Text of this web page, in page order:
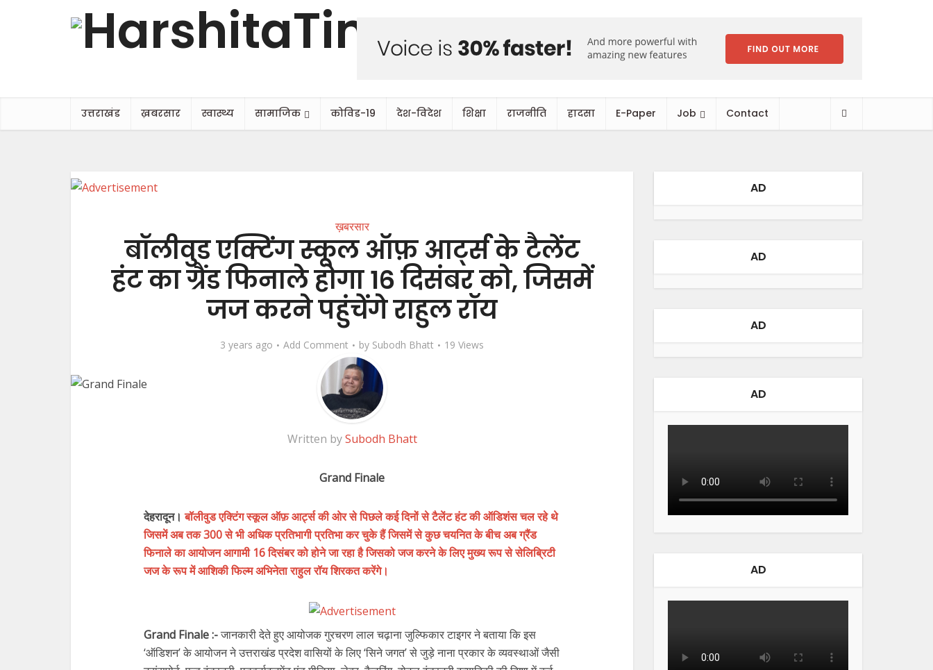
उत्तराखंड ख़बरसार स्वास्थ्य सामाजिक कोविड-19 देश-विदेश शिक्षा राजनीति हादसा E-Paper Job Contact
ख़बरसार
बॉलीवुड एक्टिंग स्कूल ऑफ़ आर्ट्स के टैलेंट
हंट का ग्रैंड फिनाले होगा 16 दिसंबर को, जिसमें
जज करने पहुंचेंगे राहुल रॉय
3 years ago Add Comment by Subodh Bhatt 19 Views
Written bySubodh Bhatt
Grand Finale
देहरादून। बॉलीवुड एक्टिंग स्कूल ऑफ़ आर्ट्स की ओर से पिछले कई दिनों से टैलेंट हंट की ऑडिशंस चल रहे थे
जिसमें अब तक 300 से भी अधिक प्रतिभागी प्रतिभा कर चुके हैं जिसमें से कुछ चयनित के बीच अब ग्रैंड
फिनाले का आयोजन आगामी 16 दिसंबर को होने जा रहा है जिसको जज करने के लिए मुख्य रूप से सेलिब्रिटी
जज के रूप में आशिकी फिल्म अभिनेता राहुल रॉय शिरकत करेंगे।
Grand Finale :-जानकारी देते हुए आयोजक गुरचरण लाल चढ़ाना जुल्फिकार टाइगर ने बताया कि इस
‘ऑडिशन’ के आयोजन ने उत्तराखंड प्रदेश वासियों के लिए ‘सिने जगत’ से जुड़े नाना प्रकार के व्यवस्थाओं जैसी
AD
AD
AD
AD
AD